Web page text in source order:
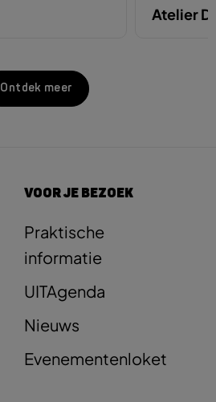
Atelier
Ontdek meer
VOOR JE BEZOEK
Praktische
informatie
UITAgenda
Nieuws
Evenementenloket